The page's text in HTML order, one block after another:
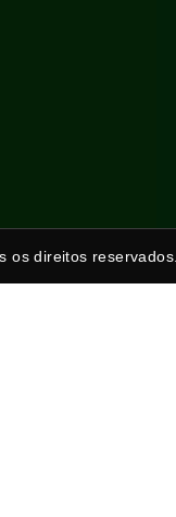
os direitos